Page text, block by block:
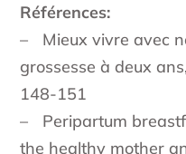
Références:
– Mieux vivre avec
grossesse à deux
148-151
– Peripartum
the healthy mother